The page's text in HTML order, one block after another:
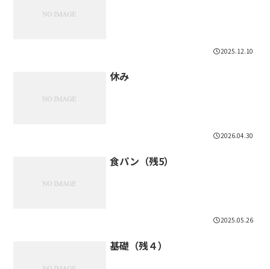
2025.12.10
休み
2026.04.30
食パン（残5）
2025.05.26
基礎（残４）